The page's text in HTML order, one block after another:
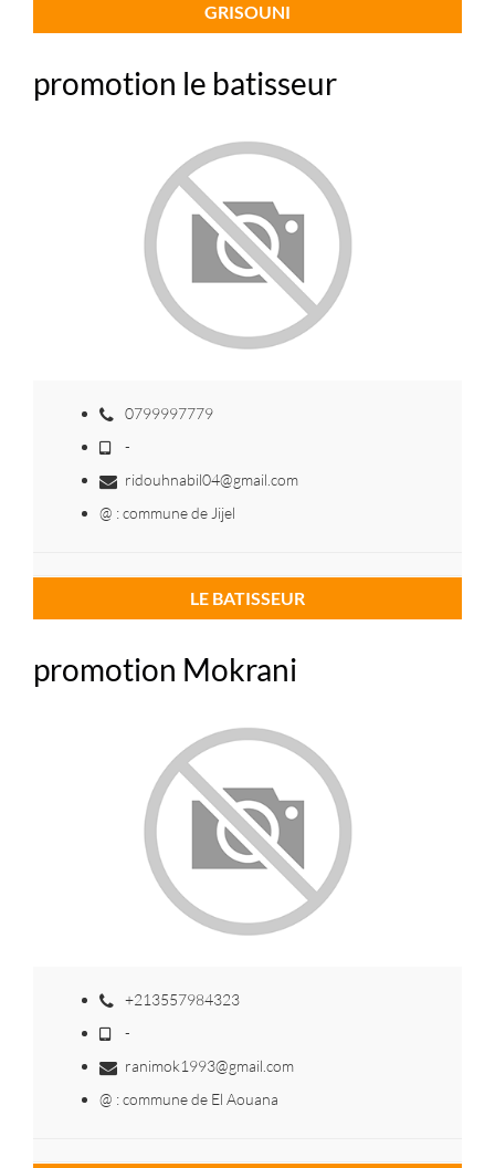
GRISOUNI
promotion le batisseur
0799997779
-
ridouhnabil04@gmail.com
@ : commune de Jijel
LE BATISSEUR
promotion Mokrani
+213557984323
-
ranimok1993@gmail.com
@ : commune de El Aouana